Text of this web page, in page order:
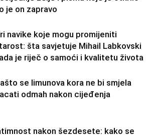
je on zapravo
navike koje mogu promijeniti
šta savjetuje Mihail Labkovski
je riječ o samoći i kvalitetu života
se limunova kora ne bi smjela
odmah nakon cijeđenja
nakon šezdesete: kako se